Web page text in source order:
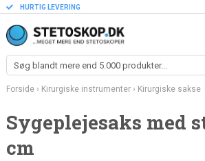
HURTIG LEVERING
Forside› Kirurgiske instrumenter› Kirurgiske sakse
Sygeplejesaks med
cm